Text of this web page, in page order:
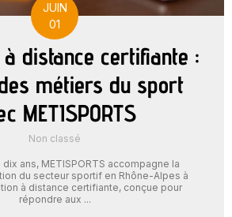
JUIN
01
distance certifiante :
métiers du sport
METISPORTS
Non classé
ans, METISPORTS accompagne la
du secteur sportif en Rhône-Alpes à
à distance certifiante, conçue pour
répondre aux ...